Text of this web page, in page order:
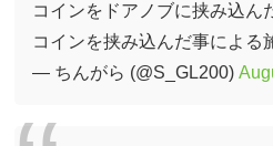
コインをドアノブに挟み込ん
コインを挟み込んだ事による
— ちんがら (@S_GL200)